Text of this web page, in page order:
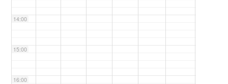
14:00
15:00
16:00